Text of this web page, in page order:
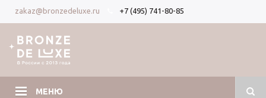
zakaz@bronzedeluxe.ru +7 (495) 741-80-85
МЕНЮ